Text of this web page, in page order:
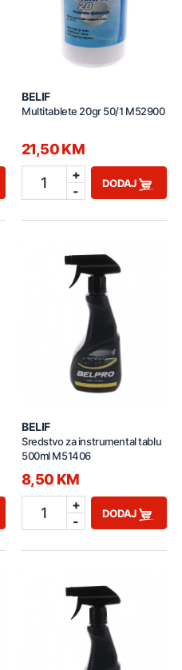
BELIF
Multitablete 20gr 50/1 M52900
21,50 KM
1
+
-
DODAJ
BELIF
Sredstvo za instrumental tablu
500ml M51406
8,50 KM
1
+
-
DODAJ